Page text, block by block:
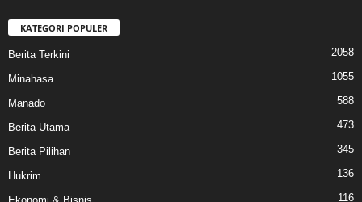
KATEGORI POPULER
Berita Terkini 2058
Minahasa 1055
Manado 588
Berita Utama 473
Berita Pilihan 345
Hukrim 136
116